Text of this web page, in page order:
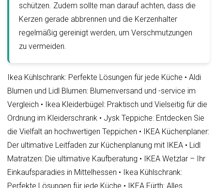
schützen. Zudem sollte man darauf achten, dass die
Kerzen gerade abbrennen und die Kerzenhalter
regelmäßig gereinigt werden, um Verschmutzungen
zu vermeiden.
Ikea Kühlschrank: Perfekte Lösungen für jede Küche • Aldi
Blumen und Lidl Blumen: Blumenversand und -service im
Vergleich • Ikea Kleiderbügel: Praktisch und Vielseitig für die
Ordnung im Kleiderschrank • Jysk Teppiche: Entdecken Sie
die Vielfalt an hochwertigen Teppichen • IKEA Küchenplaner:
Der ultimative Leitfaden zur Küchenplanung mit IKEA • Lidl
Matratzen: Die ultimative Kaufberatung • IKEA Wetzlar – Ihr
Einkaufsparadies in Mittelhessen • Ikea Kühlschrank:
Perfekte Lösungen für jede Küche • IKEA Fürth: Alles